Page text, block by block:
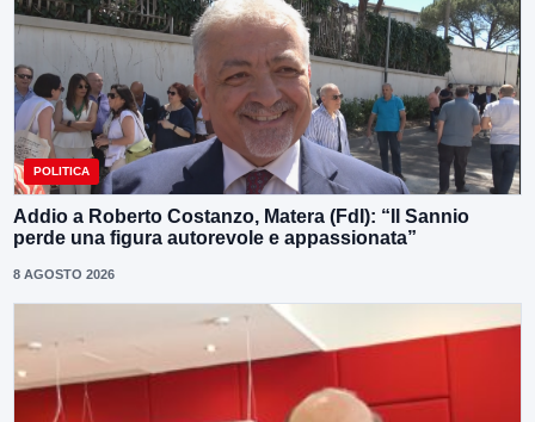
POLITICA
Addio a Roberto Costanzo, Matera (FdI): “Il Sannio
perde una figura autorevole e appassionata”
8 AGOSTO 2026